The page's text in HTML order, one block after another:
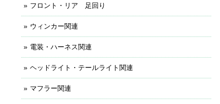
フロント・リア 足回り
ウィンカー関連
電装・ハーネス関連
ヘッドライト・テールライト関連
マフラー関連